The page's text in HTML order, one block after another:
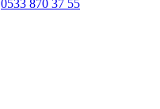
0533 870 37 55